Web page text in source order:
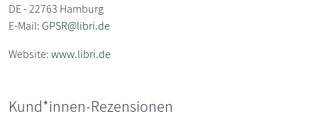
DE - 22763 Hamburg
E-Mail:GPSR@libri.de
Website:www.libri.de
Kund*innen-Rezensionen